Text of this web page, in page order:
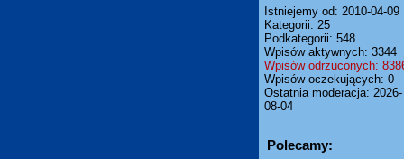
Istniejemy od: 2010-04-09
Kategorii: 25
Podkategorii: 548
Wpisów aktywnych: 3344
Wpisów odrzuconych:
Wpisów oczekujących: 0
Ostatnia moderacja: 2026-
08-04
Polecamy: